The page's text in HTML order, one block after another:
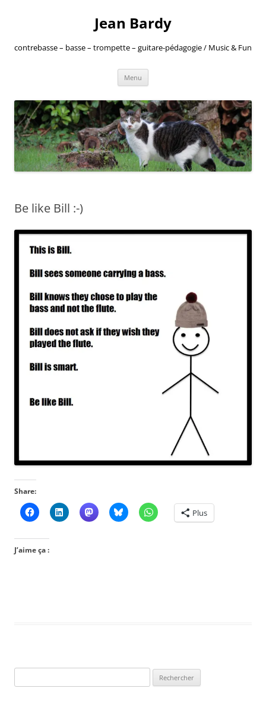
Jean Bardy
contrebasse – basse – trompette – guitare-pédagogie / Music & Fun
Menu
Be like Bill :-)
Share:
Plus
J’aime ça :